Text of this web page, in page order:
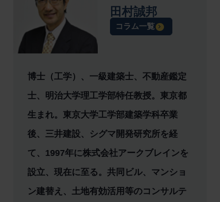
博士（工学）、一級建築士、不動産鑑定
士、明治大学理工学部特任教授。東京都
生まれ。東京大学工学部建築学科卒業
後、三井建設、シグマ開発研究所を経
て、1997年に株式会社アークブレインを
設立、現在に至る。共同ビル、マンショ
ン建替え、土地有効活用等のコンサルテ
田村誠邦
コラム一覧